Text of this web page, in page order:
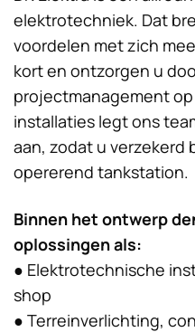
elektrotechniek. Dat
voordelen met zich
kort en ontzorgen u
projectmanagement
installaties legt ons
aan, zodat u verzekerd
opererend tankstation.
Binnen het ontwerp
oplossingen als:
● Elektrotechnische
shop
● Terreinverlichting,